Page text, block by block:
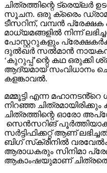
ചിത്രത്തിന്റെ
സൂചന. ഒരു ക്രൈം
ടീസറിന്, വമ്പൻ
മാധ്യമങ്ങളിൽ നിന്ന്
പോസ്റ്ററുകളും
ദുൽഖർ സൽമാൻ
‘കുറുപ്പ്’ന്റെ കഥ ഒരുക്കി
ആദ്യമായ് സംവിധാനം
കളങ്കാവൽ.
മമ്മൂട്ടി എന്ന
നിറഞ്ഞ
ചിത്രത്തിന്റെ ഓരോ
സെൻസറിങ്
സർട്ടിഫിക്കറ്റ് ആണ്
ബിഗ് സ്‌ക്രീനിൽ
ആരാധകരും സിനിമാ
ആകാംഷയുമാണ്